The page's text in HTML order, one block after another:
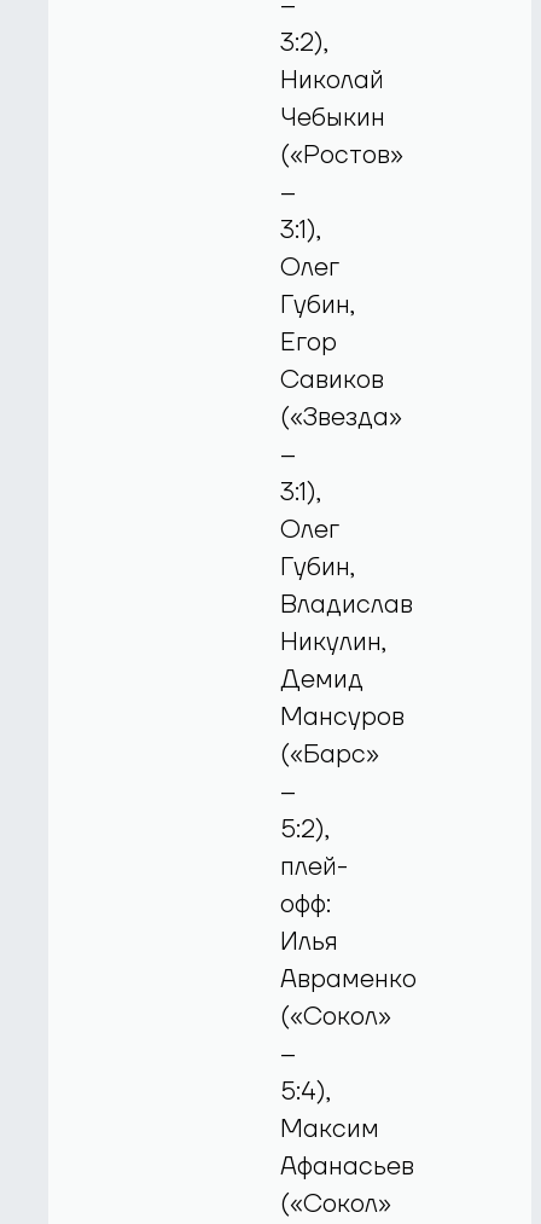
3:2),
Николай
Чебыкин
(«Ростов»
–
3:1),
Олег
Губин,
Егор
Савиков
(«Звезда»
–
3:1),
Олег
Губин,
Владислав
Никулин,
Демид
Мансуров
(«Барс»
–
5:2),
плей-
офф:
Илья
Авраменко
(«Сокол»
–
5:4),
Максим
Афанасьев
(«Сокол»